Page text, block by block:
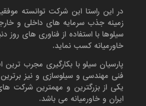
در این راستا این شرکت توانسته
زمینه جذب سرمایه های داخلی و
سیلوها با استفاده از فناوری های روز
خاورمیانه کسب نماید.
پارسیان سیلو با بکارگیری مجرب ترین
فنی مهندسی و سیلوسازی و نیز برترین
یکی از بزرگترین و مهمترین شرکت
ایران و خاورمیانه می باشد.